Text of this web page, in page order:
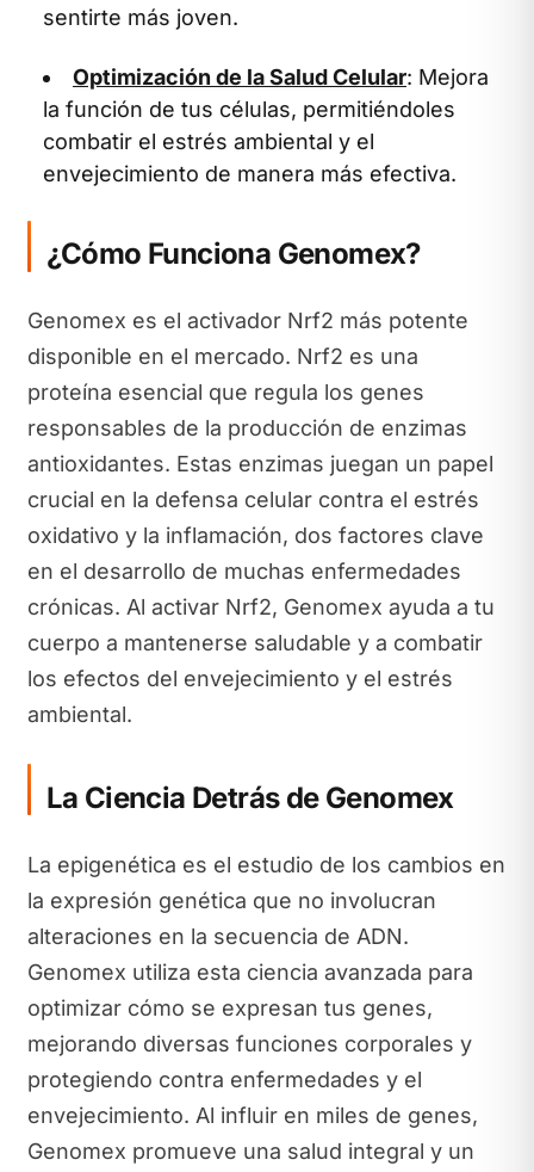
sentirte más joven.
Optimización de la Salud Celular: Mejora
la función de tus células, permitiéndoles
combatir el estrés ambiental y el
envejecimiento de manera más efectiva.
¿Cómo Funciona Genomex?
Genomex es el activador Nrf2 más potente
disponible en el mercado. Nrf2 es una
proteína esencial que regula los genes
responsables de la producción de enzimas
antioxidantes. Estas enzimas juegan un papel
crucial en la defensa celular contra el estrés
oxidativo y la inflamación, dos factores clave
en el desarrollo de muchas enfermedades
crónicas. Al activar Nrf2, Genomex ayuda a tu
cuerpo a mantenerse saludable y a combatir
los efectos del envejecimiento y el estrés
ambiental.
La Ciencia Detrás de Genomex
La epigenética es el estudio de los cambios en
la expresión genética que no involucran
alteraciones en la secuencia de ADN.
Genomex utiliza esta ciencia avanzada para
optimizar cómo se expresan tus genes,
mejorando diversas funciones corporales y
protegiendo contra enfermedades y el
envejecimiento. Al influir en miles de genes,
Genomex promueve una salud integral y un